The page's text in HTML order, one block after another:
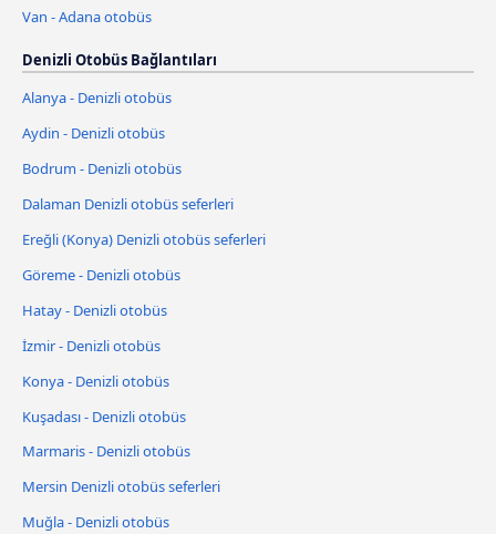
Van - Adana otobüs
Denizli Otobüs Bağlantıları
Alanya - Denizli otobüs
Aydin - Denizli otobüs
Bodrum - Denizli otobüs
Dalaman Denizli otobüs seferleri
Ereğli (Konya) Denizli otobüs seferleri
Göreme - Denizli otobüs
Hatay - Denizli otobüs
İzmir - Denizli otobüs
Konya - Denizli otobüs
Kuşadası - Denizli otobüs
Marmaris - Denizli otobüs
Mersin Denizli otobüs seferleri
Muğla - Denizli otobüs